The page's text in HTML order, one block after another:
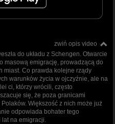
zwiń opis video
do układu z Schengen. Otwarcie
masową emigrację, prowadzącą do
miast. Co prawda kolejne rządy
warunków życia w ojczyźnie, ale na
ci, którzy wrócili, często
się, że poza granicami
Większość z nich może już
odpowiada bohater tego
na emigracji.